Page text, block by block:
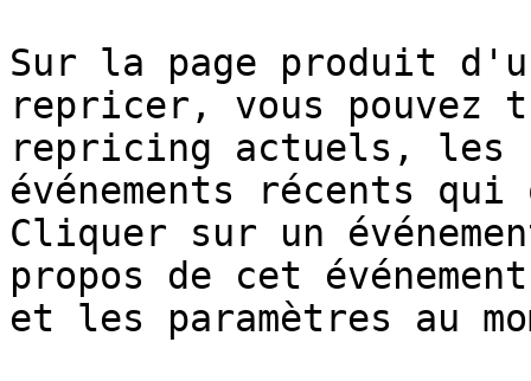
Sur la page produit
repricer, vous pouvez
repricing actuels, les
événements récents
Cliquer sur un
propos de cet
et les paramètres au